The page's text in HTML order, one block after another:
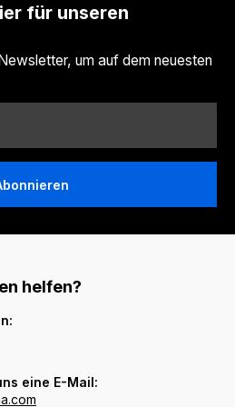
für unseren
um auf dem neuesten
helfen?
eine E-Mail: